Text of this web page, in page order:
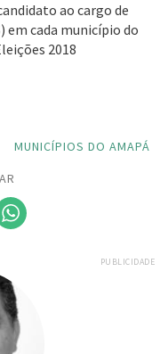
ao cargo de
em cada município do
2018
MUNICÍPIOS DO AMAPÁ
PUBLICIDADE